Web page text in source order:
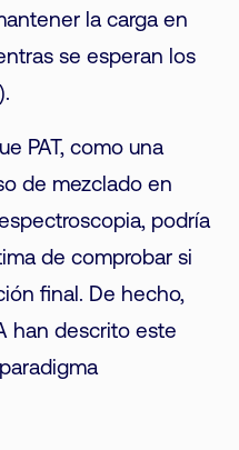
la carga en
se esperan los
PAT, como una
de mezclado en
podría
de comprobar si
final. De hecho,
han descrito este